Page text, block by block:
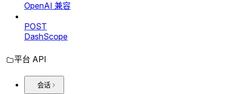
OpenAI 兼容
POST
DashScope
平台 API
会话